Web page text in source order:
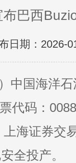
巴西
日期：2026-
中国海洋
代码：
海证券交
全投产。